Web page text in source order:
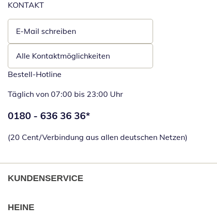
KONTAKT
E-Mail schreiben
Öffnet E-Mail-Client
Alle Kontaktmöglichkeiten
Bestell-Hotline
Täglich von 07:00 bis 23:00 Uhr
Telefonnummer:
0180 - 636 36 36*
(20 Cent/Verbindung aus allen deutschen Netzen)
KUNDENSERVICE
HEINE